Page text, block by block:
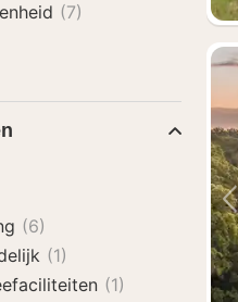
(7)
(6)
(1)
(1)